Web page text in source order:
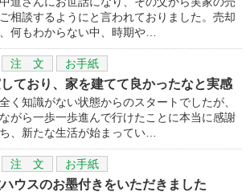
相談するようにと言われておりました。売却
何もわからない中、時期や…
注 文 お手紙
ており、家を建てて良かったなと実感
く知識がない状態からのスタートでしたが、
がら一歩一歩進んで行けたことに本当に感謝
、新たな生活が始まってい…
注 文 お手紙
ウスのお墨付きをいただきました